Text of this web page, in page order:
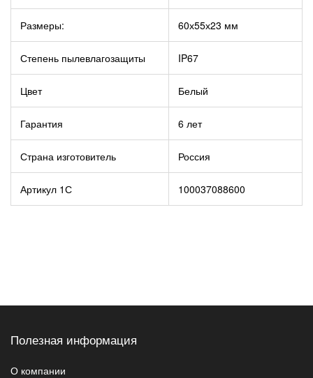
Размеры: 60х55х23 мм
Степень пылевлагозащиты IP67
Цвет Белый
Гарантия 6 лет
Страна изготовитель Россия
Артикул 1С 100037088600
Полезная информация
О компании